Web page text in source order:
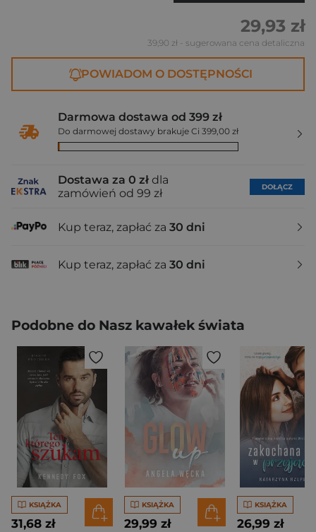
29,93 zł
39,90 zł - sugerowana cena detaliczna
POWIADOM O DOSTĘPNOŚCI
Darmowa dostawa od 399 zł
Do darmowej dostawy brakuje Ci 399,00 zł
Dostawa za 0 zł dla
zamówień od 99 zł
DOŁĄCZ
Kup teraz, zapłać za 30 dni
Kup teraz, zapłać za 30 dni
Podobne do Nasz kawałek świata
KSIĄŻKA
31,68 zł
KSIĄŻKA
29,99 zł
KSIĄŻKA
26,99 zł